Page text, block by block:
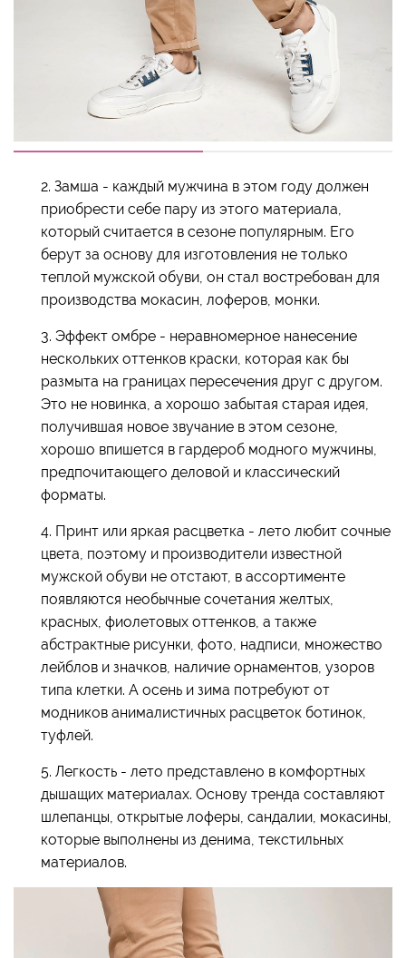
2. Замша - каждый мужчина в этом году должен
приобрести себе пару из этого материала,
который считается в сезоне популярным. Его
берут за основу для изготовления не только
теплой мужской обуви, он стал востребован для
производства мокасин, лоферов, монки.
3. Эффект омбре - неравномерное нанесение
нескольких оттенков краски, которая как бы
размыта на границах пересечения друг с другом.
Это не новинка, а хорошо забытая старая идея,
получившая новое звучание в этом сезоне,
хорошо впишется в гардероб модного мужчины,
предпочитающего деловой и классический
форматы.
4. Принт или яркая расцветка - лето любит сочные
цвета, поэтому и производители известной
мужской обуви не отстают, в ассортименте
появляются необычные сочетания желтых,
красных, фиолетовых оттенков, а также
абстрактные рисунки, фото, надписи, множество
лейблов и значков, наличие орнаментов, узоров
типа клетки. А осень и зима потребуют от
модников анималистичных расцветок ботинок,
туфлей.
5. Легкость - лето представлено в комфортных
дышащих материалах. Основу тренда составляют
шлепанцы, открытые лоферы, сандалии, мокасины,
которые выполнены из денима, текстильных
материалов.